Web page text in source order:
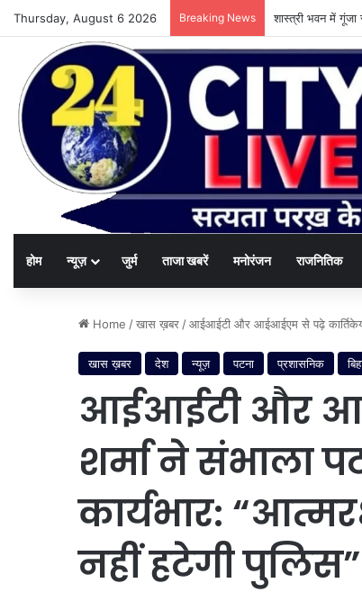
Thursday, August 6 2026 Breaking News शास्त्री भवन में गूंजा
होम न्यूज़ जुर्म ताजा खबरें मनोरंजन राजनितिक
Home /खास ख़बर/आईआईटी और आईआईएम से पढ़े कार्तिकेय
खास ख़बर देश न्यूज़ पटना प्रशासनिक
आईआईटी और
शर्मा ने संभाला
कार्यभार:
नहीं हटेगी पुलिस”